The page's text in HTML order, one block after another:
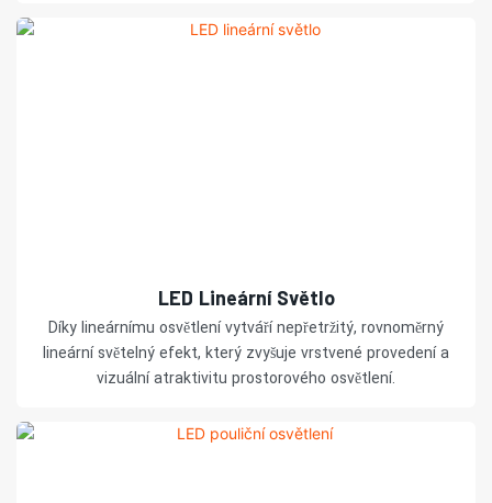
LED Lineární Světlo
Díky lineárnímu osvětlení vytváří nepřetržitý, rovnoměrný
lineární světelný efekt, který zvyšuje vrstvené provedení a
vizuální atraktivitu prostorového osvětlení.